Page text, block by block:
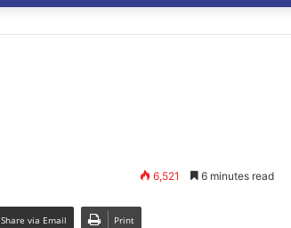
6,521 6 minutes read
Share via Email Print